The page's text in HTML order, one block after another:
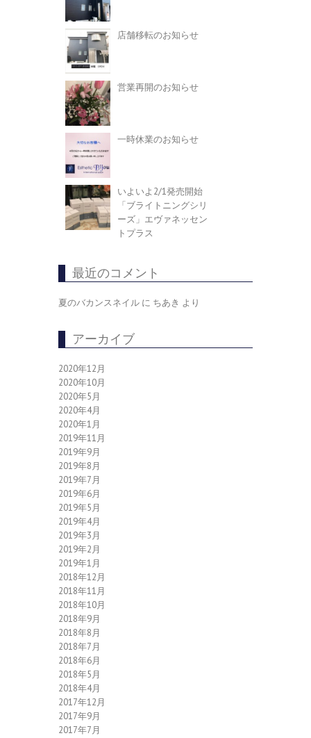
店舗移転のお知らせ
営業再開のお知らせ
一時休業のお知らせ
いよいよ2/1発売開始
「ブライトニングシリ
ーズ」エヴァネッセン
トプラス
最近のコメント
夏のバカンスネイル に ちあき より
アーカイブ
2020年12月
2020年10月
2020年5月
2020年4月
2020年1月
2019年11月
2019年9月
2019年8月
2019年7月
2019年6月
2019年5月
2019年4月
2019年3月
2019年2月
2019年1月
2018年12月
2018年11月
2018年10月
2018年9月
2018年8月
2018年7月
2018年6月
2018年5月
2018年4月
2017年12月
2017年9月
2017年7月